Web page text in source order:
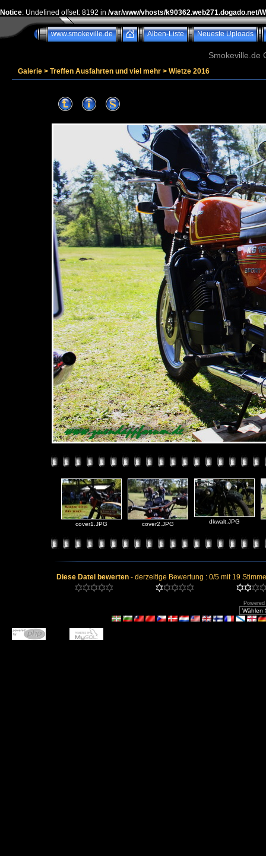
Notice: Undefined offset: 8192 in /var/www/vhosts/k90362.web271.dogado.net/
www.smokeville.de Alben-Liste Neueste Uploads
Smokeville.de
Galerie > Treffen Ausfahrten und viel mehr > Wietze 2016
cover1.JPG cover2.JPG dkwalt.JPG
Diese Datei bewerten - derzeitige Bewertung : 0/5 mit 19